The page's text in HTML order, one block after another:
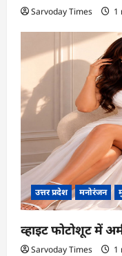
Sarvoday Times 1
उत्तर प्रदेश मनोरंजन
व्हाइट फोटोशूट में
Sarvoday Times 1